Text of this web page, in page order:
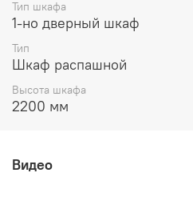
Кашемир/Дуб Крафт золотой
Графит/Цемент серый
Цемент/Дуб Крафт серый
Тип шкафа
1-но дверный шкаф
Тип
Шкаф распашной
Высота шкафа
2200 мм
Видео